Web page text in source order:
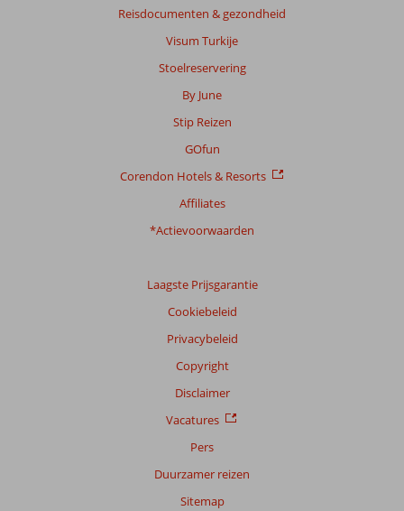
Reisdocumenten & gezondheid
Visum Turkije
Stoelreservering
By June
Stip Reizen
GOfun
Corendon Hotels & Resorts
Affiliates
*Actievoorwaarden
Laagste Prijsgarantie
Cookiebeleid
Privacybeleid
Copyright
Disclaimer
Vacatures
Pers
Duurzamer reizen
Sitemap